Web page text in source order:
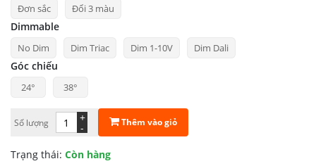
từ
487.258 ₫
đến
861.635 ₫
Đơn sắc Đổi 3 màu
Dimmable
No Dim Dim Triac Dim 1-10V Dim Dali
Góc chiếu
24° 38°
Số lượng -
+ Thêm vào giỏ
Trạng thái: Còn hàng